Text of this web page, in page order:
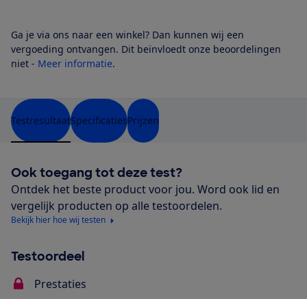
Ga je via ons naar een winkel? Dan kunnen wij een
vergoeding ontvangen. Dit beïnvloedt onze beoordelingen
niet - Meer informatie.
TestresultaatSpecificatiesPrijzen
Ook toegang tot deze test?
Ontdek het beste product voor jou. Word ook lid en
vergelijk producten op alle testoordelen.
Bekijk hier hoe wij testen
Testoordeel
Prestaties